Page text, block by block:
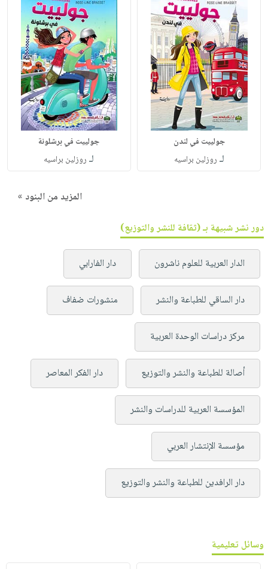
جولييت في لندن
لـ روزلين براسيه
جولييت في برشلونة
لـ روزلين براسيه
المزيد من البنود »
دور نشر شبيهة بـ (ثقافة للنشر والتوزيع)
الدار العربية للعلوم ناشرون دار الفارابي
دار الساقي للطباعة والنشر منشورات ضفاف
مركز دراسات الوحدة العربية
أصالة للطباعة والنشر والتوزيع دار الفكر المعاصر
المؤسسة العربية للدراسات والنشر
مؤسسة الإنتشار العربي
دار الرافدين للطباعة والنشر والتوزيع
وسائل تعليمية